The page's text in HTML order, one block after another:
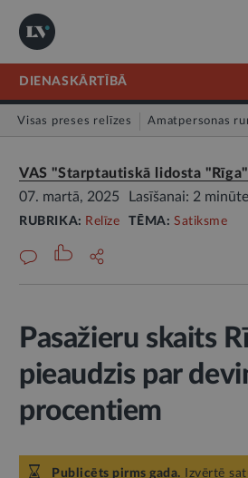
DIENASKĀRTĪBĀ
Visas preses relīzes Amatpersonas
VAS "Starptautiskā lidosta
07. martā, 2025
Lasīšanai: 2
RUBRIKA: Relīze TĒMA:Satiksme
Pasažieru skaits
pieaudzis par
procentiem
Publicēts pirms gada. Izvērtē